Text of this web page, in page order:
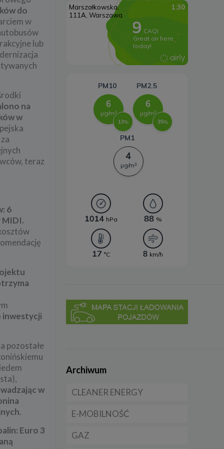
do
w
lub
na
w
teraz
6
MIDI.
inwestycji
pozostałe
w
.
Euro 3
wiatrowa
Systemy magazynowania
Archiwum
CLEANER ENERGY
Dla domu
Dla firmy
E-MOBILNOŚĆ
Samochody elektryczne
GAZ